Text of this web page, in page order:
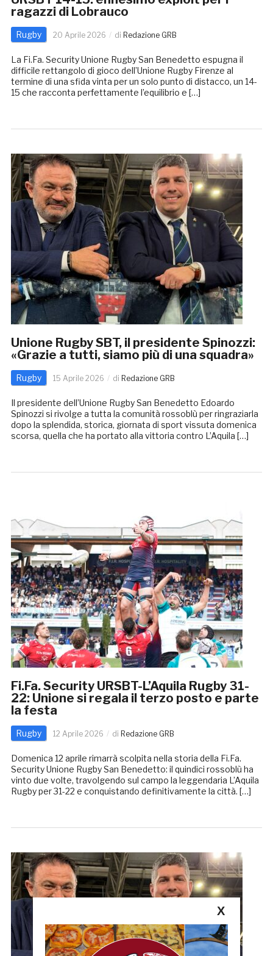
ragazzi di Lobrauco
Rugby 20 Aprile 2026 di Redazione GRB
La Fi.Fa. Security Unione Rugby San Benedetto espugna il
difficile rettangolo di gioco dell’Unione Rugby Firenze al
termine di una sfida vinta per un solo punto di distacco, un 14-
15 che racconta perfettamente l’equilibrio e […]
Unione Rugby SBT, il presidente Spinozzi:
«Grazie a tutti, siamo più di una squadra»
Rugby 15 Aprile 2026 di Redazione GRB
Il presidente dell’Unione Rugby San Benedetto Edoardo
Spinozzi si rivolge a tutta la comunità rossoblù per ringraziarla
dopo la splendida, storica, giornata di sport vissuta domenica
scorsa, quella che ha portato alla vittoria contro L’Aquila […]
Fi.Fa. Security URSBT-L’Aquila Rugby 31-
22: Unione si regala il terzo posto e parte
la festa
Rugby 12 Aprile 2026 di Redazione GRB
Domenica 12 aprile rimarrà scolpita nella storia della Fi.Fa.
Security Unione Rugby San Benedetto: il quindici rossoblù ha
vinto due volte, travolgendo sul campo la leggendaria L’Aquila
Rugby per 31-22 e conquistando definitivamente la città. […]
X